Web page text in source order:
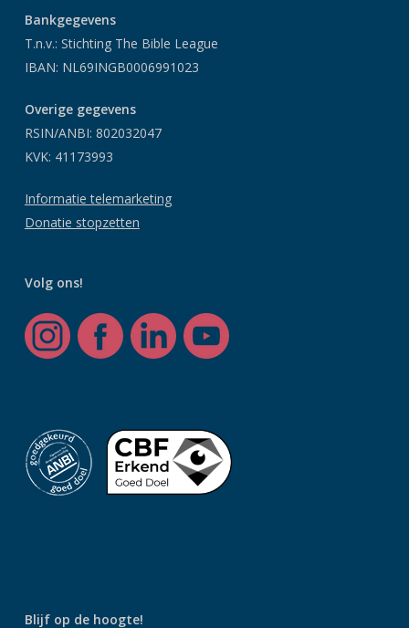
Bankgegevens
T.n.v.: Stichting The Bible League
IBAN: NL69INGB0006991023
Overige gegevens
RSIN/ANBI: 802032047
KVK: 41173993
Informatie telemarketing
Donatie stopzetten
Volg ons!
Blijf op de hoogte!